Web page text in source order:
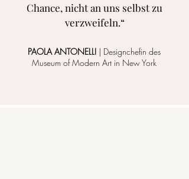
Chance, nicht an uns selbst zu
verzweifeln.“
PAOLA ANTONELLI | Designchefin des
Museum of Modern Art in New York